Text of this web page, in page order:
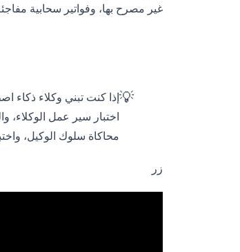
غير مصرح بها، وفواتير سحابية
💡
محاكاة سلوك الوكيل،
زر